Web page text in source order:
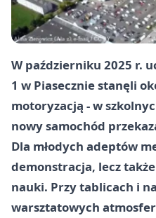
W październiku 2025 r.
1 w Piasecznie stanęli
motoryzacją - w
nowy samochód
Dla młodych adeptów
demonstracja, lecz
nauki. Przy tablicach i
warsztatowych